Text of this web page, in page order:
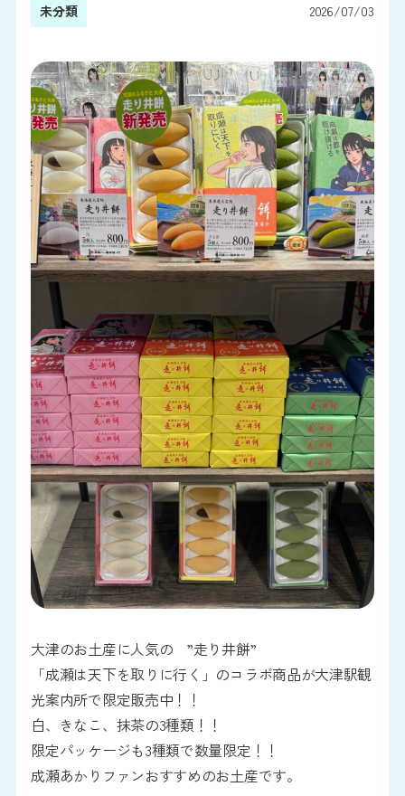
未分類 2026/07/03
大津のお土産に人気の ”走り井餅”
「成瀬は天下を取りに行く」のコラボ商品が大津駅観
光案内所で限定販売中！！
白、きなこ、抹茶の3種類！！
限定パッケージも3種類で数量限定！！
成瀬あかりファンおすすめのお土産です。